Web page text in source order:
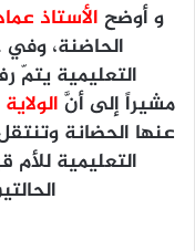
و أوضحالأستاذ
الحاضنة، وفي
التعليمية
مشيراً إلى أنَّ
عنها الحضانة
التعليمية